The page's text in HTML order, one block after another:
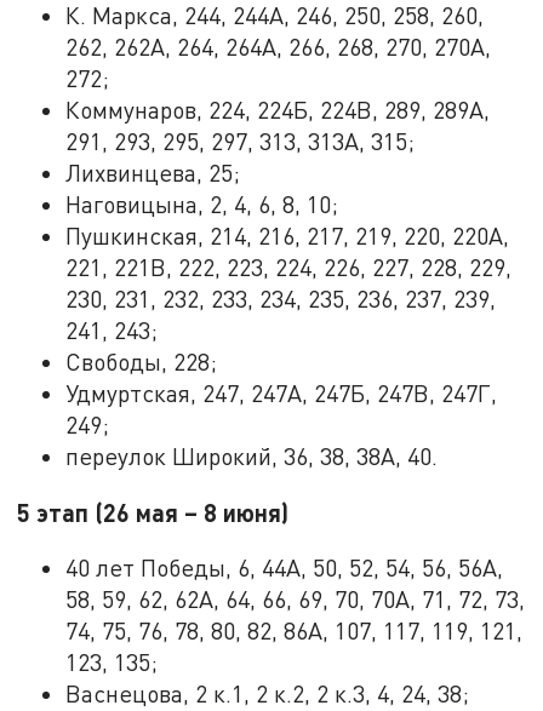
К. Маркса, 244, 244А, 246, 250, 258, 260,
262, 262А, 264, 264А, 266, 268, 270, 270А,
272;
Коммунаров, 224, 224Б, 224В, 289, 289А,
291, 293, 295, 297, 313, 313А, 315;
Лихвинцева, 25;
Наговицына, 2, 4, 6, 8, 10;
Пушкинская, 214, 216, 217, 219, 220, 220А,
221, 221В, 222, 223, 224, 226, 227, 228, 229,
230, 231, 232, 233, 234, 235, 236, 237, 239,
241, 243;
Свободы, 228;
Удмуртская, 247, 247А, 247Б, 247В, 247Г,
249;
переулок Широкий, 36, 38, 38А, 40.
5 этап (26 мая – 8 июня)
40 лет Победы, 6, 44А, 50, 52, 54, 56, 56А,
58, 59, 62, 62А, 64, 66, 69, 70, 70А, 71, 72, 73,
74, 75, 76, 78, 80, 82, 86А, 107, 117, 119, 121,
123, 135;
Васнецова, 2 к.1, 2 к.2, 2 к.3, 4, 24, 38;